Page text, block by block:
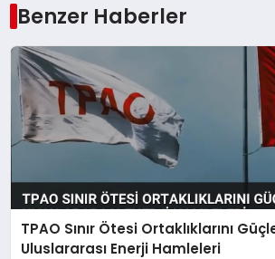
Benzer Haberler
TPAO Sınır Ötesi Ortaklıklarını
Uluslararası Enerji Hamleleri